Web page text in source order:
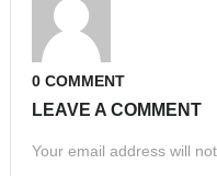
0 COMMENT
LEAVE A COMMENT
Your email address will